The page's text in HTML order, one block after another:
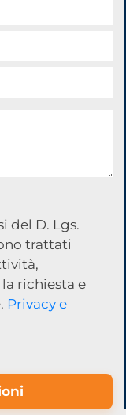
del D. Lgs.
trattati
richiesta e
Privacy e